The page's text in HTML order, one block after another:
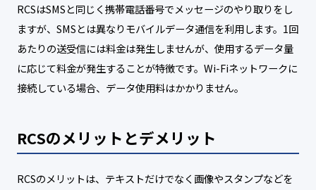
RCSはSMSと同じく携帯電話番号でメッセージのやり取りをし
ますが、SMSとは異なりモバイルデータ通信を利用します。1回
あたりの送受信には料金は発生しませんが、使用するデータ量
に応じて料金が発生することが特徴です。Wi-Fiネットワークに
接続している場合、データ使用料はかかりません。
RCSのメリットとデメリット
RCSのメリットは、テキストだけでなく画像やスタンプなどを